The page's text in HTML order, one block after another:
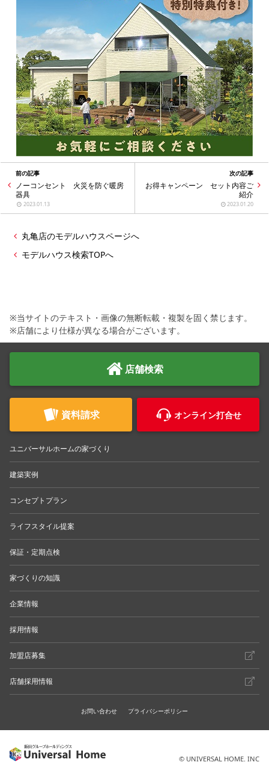
前の記事
ノーコンセント 火災を防ぐ暖房
器具
2023.01.13
次の記事
お得キャンペーン セット内容ご
紹介
2023.01.20
丸亀店のモデルハウスページへ
モデルハウス検索TOPへ
※当サイトのテキスト・画像の無断転載・複製を固く禁じます。
※店舗により仕様が異なる場合がございます。
店舗検索
資料請求 オンライン打合せ
ユニバーサルホームの家づくり
建築実例
コンセプトプラン
ライフスタイル提案
保証・定期点検
家づくりの知識
企業情報
採用情報
加盟店募集
店舗採用情報
お問い合わせ プライバシーポリシー
© UNIVERSAL HOME. INC